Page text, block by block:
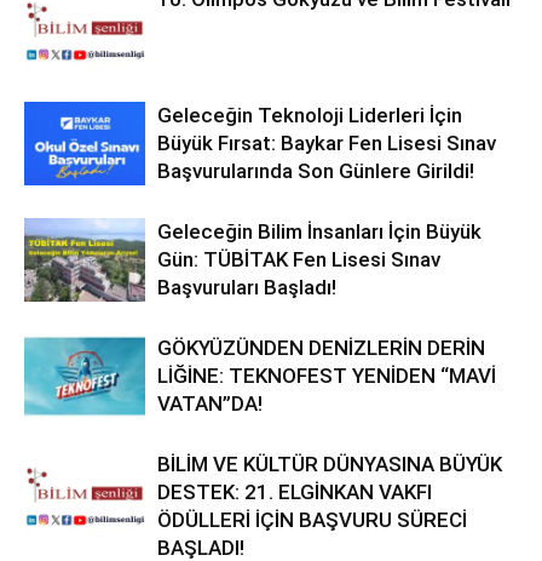
Geleceğin Teknoloji Liderleri İçin
Büyük Fırsat: Baykar Fen Lisesi Sınav
Başvurularında Son Günlere Girildi!
Geleceğin Bilim İnsanları İçin Büyük
Gün: TÜBİTAK Fen Lisesi Sınav
Başvuruları Başladı!
GÖKYÜZÜNDEN DENİZLERİN DERİN
LİĞİNE: TEKNOFEST YENİDEN “MAVİ
VATAN”DA!
BİLİM VE KÜLTÜR DÜNYASINA BÜYÜK
DESTEK: 21. ELGİNKAN VAKFI
ÖDÜLLERİ İÇİN BAŞVURU SÜRECİ
BAŞLADI!